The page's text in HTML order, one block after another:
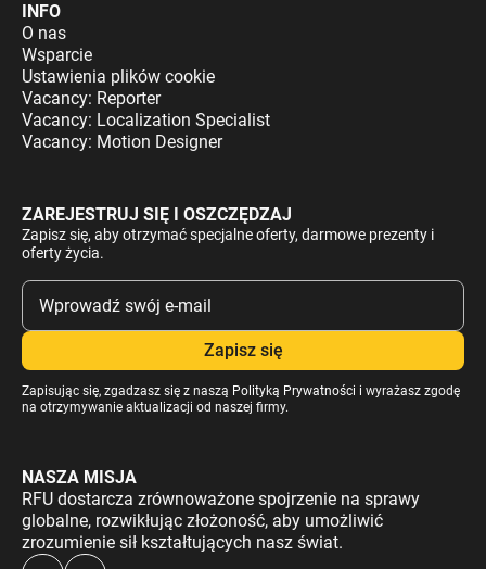
INFO
O nas
Wsparcie
Ustawienia plików cookie
Vacancy: Reporter
Vacancy: Localization Specialist
Vacancy: Motion Designer
ZAREJESTRUJ SIĘ I OSZCZĘDZAJ
Zapisz się, aby otrzymać specjalne oferty, darmowe prezenty i
oferty życia.
Zapisując się, zgadzasz się z naszą Polityką Prywatności i wyrażasz zgodę
na otrzymywanie aktualizacji od naszej firmy.
NASZA MISJA
RFU dostarcza zrównoważone spojrzenie na sprawy
globalne, rozwikłując złożoność, aby umożliwić
zrozumienie sił kształtujących nasz świat.